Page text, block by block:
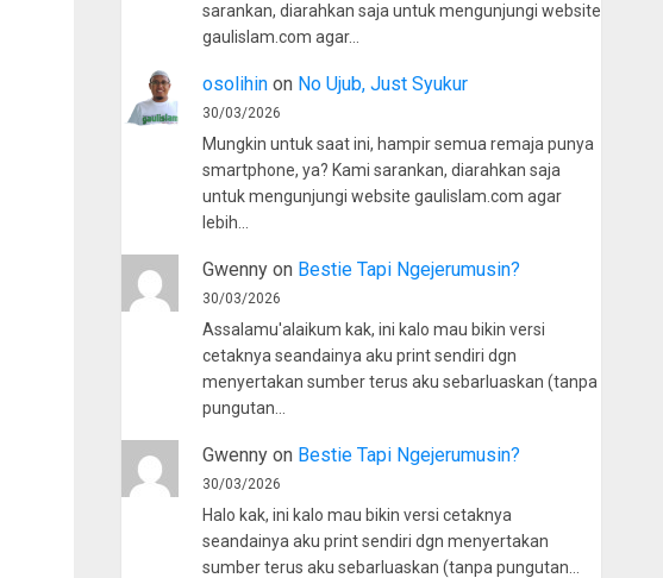
sarankan, diarahkan saja untuk mengunjungi website
gaulislam.com agar…
osolihinon No Ujub, Just Syukur
30/03/2026
Mungkin untuk saat ini, hampir semua remaja punya
smartphone, ya? Kami sarankan, diarahkan saja
untuk mengunjungi website gaulislam.com agar
lebih…
Gwennyon Bestie Tapi Ngejerumusin?
30/03/2026
Assalamu'alaikum kak, ini kalo mau bikin versi
cetaknya seandainya aku print sendiri dgn
menyertakan sumber terus aku sebarluaskan (tanpa
pungutan…
Gwennyon Bestie Tapi Ngejerumusin?
30/03/2026
Halo kak, ini kalo mau bikin versi cetaknya
seandainya aku print sendiri dgn menyertakan
sumber terus aku sebarluaskan (tanpa pungutan…